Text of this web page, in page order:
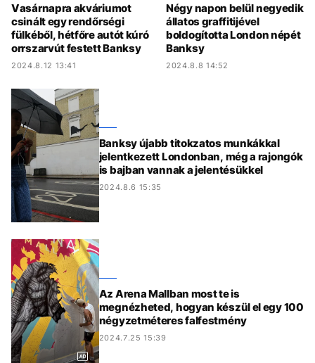
Vasárnapra akváriumot
csinált egy rendőrségi
fülkéből, hétfőre autót kúró
orrszarvút festett Banksy
2024.8.12 13:41
Négy napon belül negyedik
állatos graffitijével
boldogította London népét
Banksy
2024.8.8 14:52
Banksy újabb titokzatos munkákkal
jelentkezett Londonban, még a rajongók
is bajban vannak a jelentésükkel
2024.8.6 15:35
Az Arena Mallban most te is
megnézheted, hogyan készül el egy 100
négyzetméteres falfestmény
2024.7.25 15:39